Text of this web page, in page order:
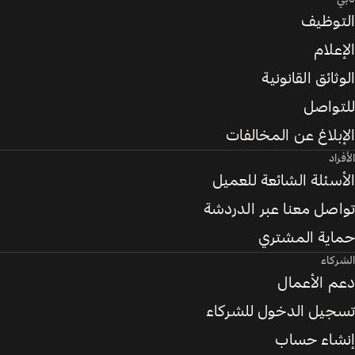
التوظيف
الإعلام
الوثائق القانونية
للتواصل
الإبلاغ عن المخالفات
الأفراد
الأسئلة الشائعة للعميل
تواصل معنا عبر الدردشة
حماية المشتري
الشركاء
دعم الأعمال
تسجيل الدخول للشركاء
إنشاء حساب